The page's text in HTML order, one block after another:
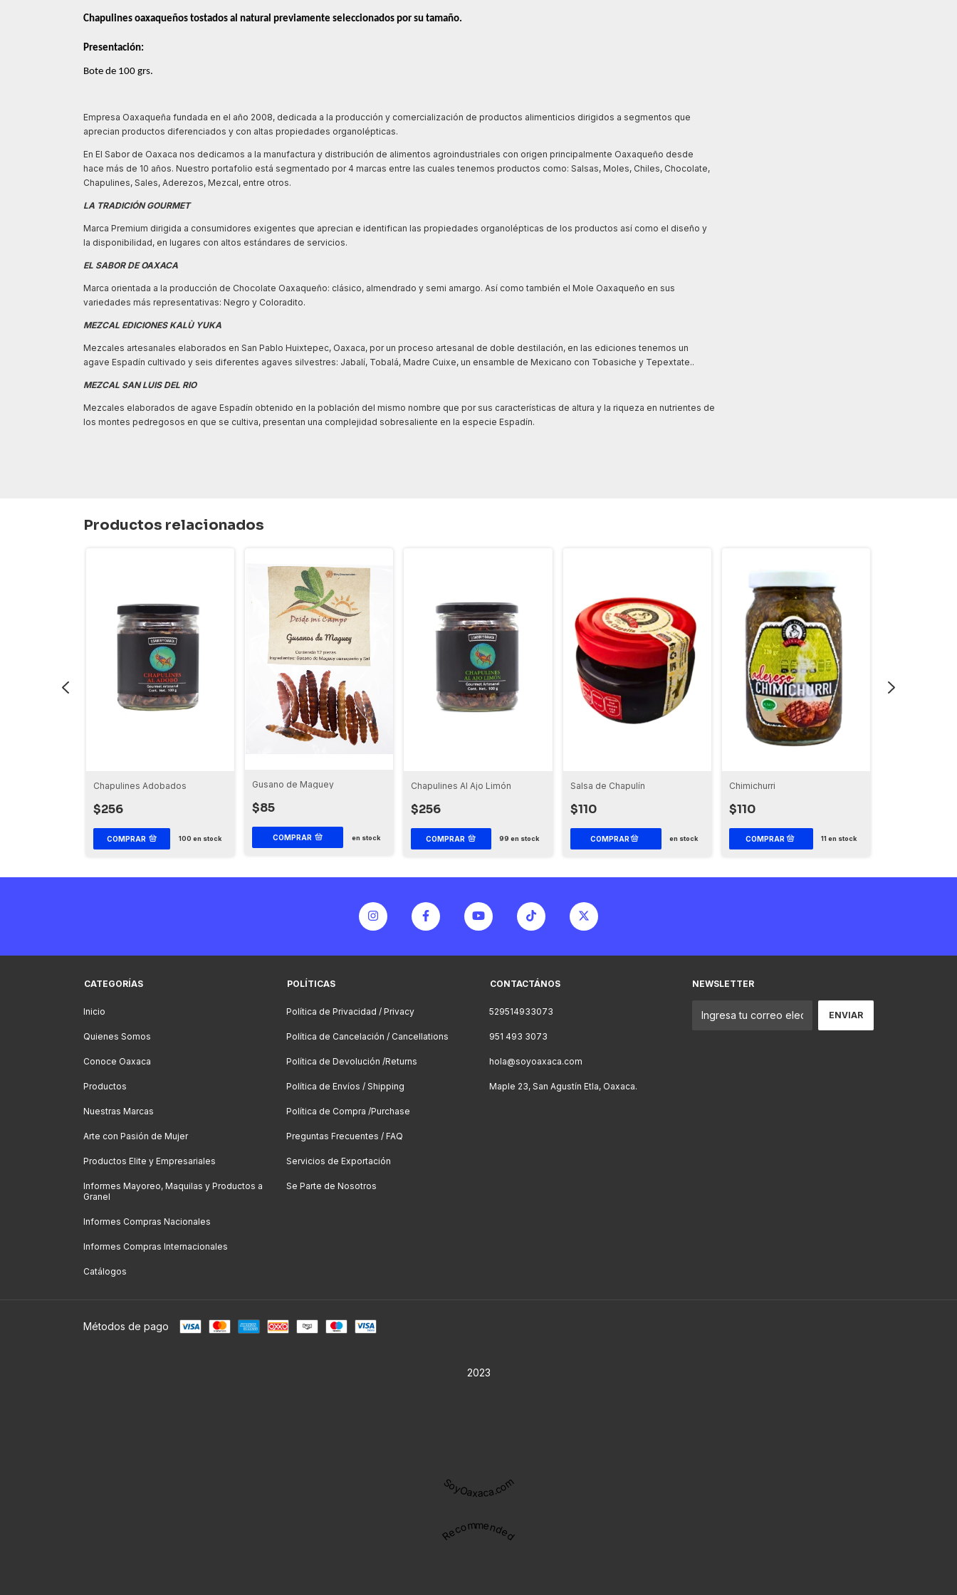
Chapulines oaxaqueños tostados al natural previamente seleccionados por su tamaño.
Presentación:
Bote de 100 grs.
Empresa Oaxaqueña fundada en el año 2008, dedicada a la producción y comercialización de productos alimenticios dirigidos a segmentos que
aprecian productos diferenciados y con altas propiedades organolépticas.
En El Sabor de Oaxaca nos dedicamos a la manufactura y distribución de alimentos agroindustriales con origen principalmente Oaxaqueño desde
hace más de 10 años. Nuestro portafolio está segmentado por 4 marcas entre las cuales tenemos productos como: Salsas, Moles, Chiles, Chocolate,
Chapulines, Sales, Aderezos, Mezcal, entre otros.
LA TRADICIÓN GOURMET
Marca Premium dirigida a consumidores exigentes que aprecian e identifican las propiedades organolépticas de los productos así como el diseño y
la disponibilidad, en lugares con altos estándares de servicios.
EL SABOR DE OAXACA
Marca orientada a la producción de Chocolate Oaxaqueño: clásico, almendrado y semi amargo. Así como también el Mole Oaxaqueño en sus
variedades más representativas: Negro y Coloradito.
MEZCAL EDICIONES KALÙ YUKA
Mezcales artesanales elaborados en San Pablo Huixtepec, Oaxaca, por un proceso artesanal de doble destilación, en las ediciones tenemos un
agave Espadín cultivado y seis diferentes agaves silvestres: Jabalí, Tobalá, Madre Cuixe, un ensamble de Mexicano con Tobasiche y Tepextate..
MEZCAL SAN LUIS DEL RIO
Mezcales elaborados de agave Espadín obtenido en la población del mismo nombre que por sus características de altura y la riqueza en nutrientes de
los montes pedregosos en que se cultiva, presentan una complejidad sobresaliente en la especie Espadín.
Productos relacionados
Chapulines Adobados
$256
COMPRAR 100 en stock
Gusano de Maguey
$85
COMPRAR en stock
Chapulines Al Ajo Limón
$256
COMPRAR 99 en stock
Salsa de Chapulín
$110
en stock
Chimichurri
$110
11 en stock
CATEGORÍAS
Inicio
Quienes Somos
Conoce Oaxaca
Productos
Nuestras Marcas
Arte con Pasión de Mujer
Productos Elite y Empresariales
Informes Mayoreo, Maquilas y Productos a
Granel
Informes Compras Nacionales
Informes Compras Internacionales
Catálogos
POLÍTICAS
Política de Privacidad / Privacy
Política de Cancelación / Cancellations
Política de Devolución /Returns
Política de Envíos / Shipping
Política de Compra /Purchase
Preguntas Frecuentes / FAQ
Servicios de Exportación
Se Parte de Nosotros
CONTACTÁNOS
529514933073
951 493 3073
hola@soyoaxaca.com
Maple 23, San Agustín Etla, Oaxaca.
NEWSLETTER
Métodos de pago
2023
SoyOaxaca.com
Recommended